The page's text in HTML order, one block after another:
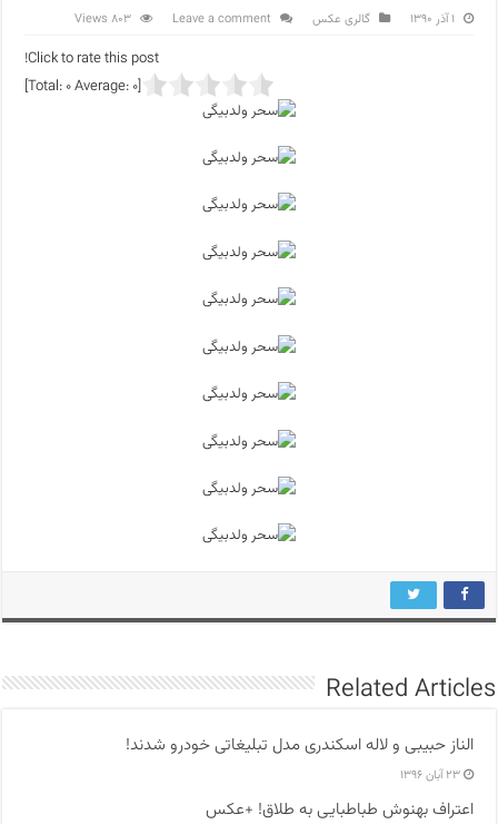
۱ آذر ۱۳۹۰ گالری عکس Leave a comment
803 Views
Click to rate this post!
[Total:
0Average: 0
]
Related Articles
الناز حبیبی و لاله اسکندری مدل تبلیغاتی خودرو شدند!
۲۳ آبان ۱۳۹۶
اعتراف بهنوش طباطبایی به طلاق! +عکس